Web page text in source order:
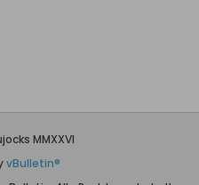
MMXXVI
vBulletin®